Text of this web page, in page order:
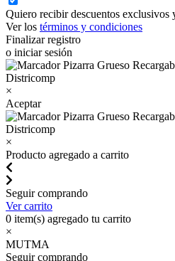
Quiero recibir descuentos exclusivos
Ver los términos y condiciones
Finalizar registro
o iniciar sesión
×
Aceptar
×
Producto agregado a carrito
Seguir comprando
Ver carrito
0 item(s) agregado tu carrito
×
MUTMA
Seguir comprando